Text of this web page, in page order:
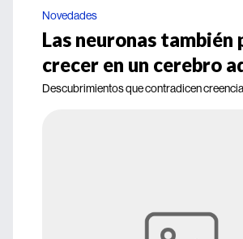
Novedades
Las neuronas también
crecer en un cerebro
Descubrimientos que contradicen